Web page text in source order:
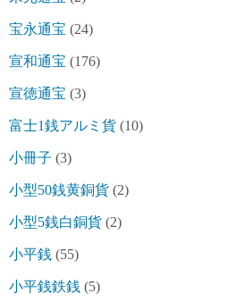
宝永通宝 (24)
宣和通宝 (176)
宣徳通宝 (3)
富士1銭アルミ貨 (10)
小冊子 (3)
小型50銭黄銅貨 (2)
小型5銭白銅貨 (2)
小平銭 (55)
小平銭鉄銭 (5)